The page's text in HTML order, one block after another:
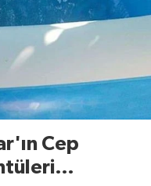
Cep